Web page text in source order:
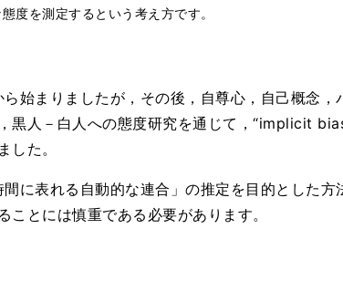
度を測定するという考え方です。
始まりましたが，その後，自尊心，自己概念
黒人－白人への態度研究を通じて，“implicit
した。
に表れる自動的な連合」の推定を目的とした
とには慎重である必要があります。